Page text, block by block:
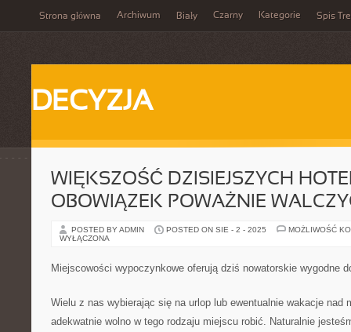
Strona główna Archiwum Biały Czarny Kategorie Spis
DECYZJA
WIĘKSZOŚĆ DZISIEJSZYCH
OBOWIĄZEK POWAŻNIE
POSTED BY ADMIN POSTED ON SIE - 2 - 2025
MOŻLIWOŚĆ
WYŁĄCZONA
Miejscowości wypoczynkowe oferują dziś nowatorskie wygodne
Wielu z nas wybierając się na urlop lub ewentualnie wakacje nad
adekwatnie wolno w tego rodzaju miejscu robić. Naturalnie